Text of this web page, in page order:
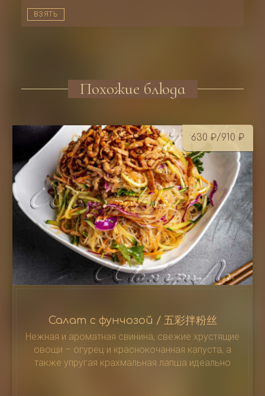
ВЗЯТЬ
Похожие блюда
630 ₽/910 ₽
Салат с фунчозой / 五彩拌粉丝
Нежная и ароматная свинина, свежие хрустящие
овощи – огурец и краснокочанная капуста, а
также упругая крахмальная лапша идеально